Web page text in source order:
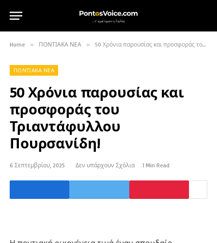
Home » ΠΟΝΤΙΑΚΑ ΝΕΑ » 50 Χρόνια παρουσίας και προσφοράς του Τριαντάφυλλου Πουρσανίδη!
ΠΟΝΤΙΑΚΑ ΝΕΑ
50 Χρόνια παρουσίας και
προσφοράς του
Τριαντάφυλλου
Πουρσανίδη!
6 Σεπτεμβρίου, 2025 Δεν υπάρχουν Σχόλια 1 Min Read